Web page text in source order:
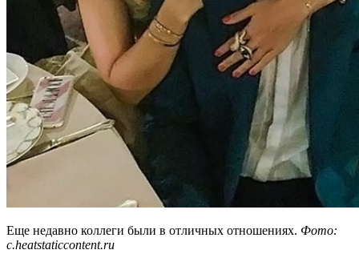
Еще недавно коллеги были в отличных отношениях. Фото:
c.heatstaticcontent.ru